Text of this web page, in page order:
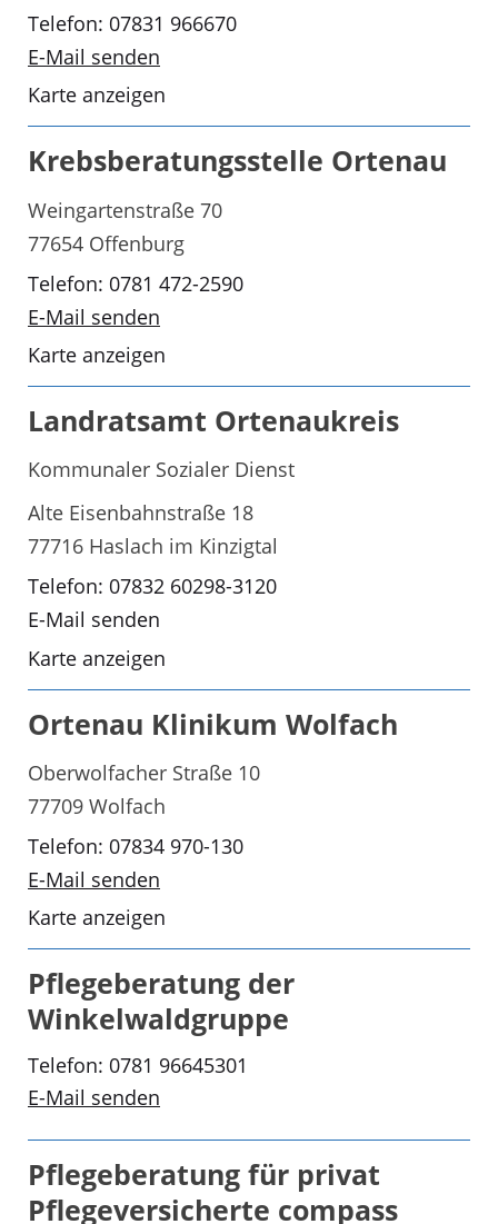
Telefon: 07831 966670
E-Mail senden
Karte anzeigen
Krebsberatungsstelle Ortenau
Weingartenstraße 70
77654 Offenburg
Telefon: 0781 472-2590
E-Mail senden
Karte anzeigen
Landratsamt Ortenaukreis
Kommunaler Sozialer Dienst
Alte Eisenbahnstraße 18
77716 Haslach im Kinzigtal
Telefon: 07832 60298-3120
E-Mail senden
Karte anzeigen
Ortenau Klinikum Wolfach
Oberwolfacher Straße 10
77709 Wolfach
Telefon: 07834 970-130
E-Mail senden
Karte anzeigen
Pflegeberatung der
Winkelwaldgruppe
Telefon: 0781 96645301
E-Mail senden
Pflegeberatung für privat
Pflegeversicherte compass